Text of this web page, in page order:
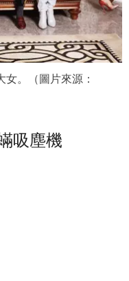
。（圖片來源：
吸塵機